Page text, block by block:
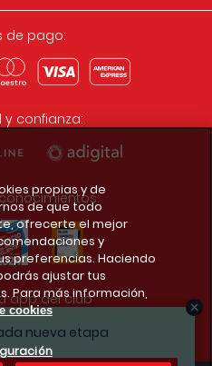
nueva etapa
de pago:
y confianza:
app del club
propias y de
de que todo
ofrecerte el mejor
y
preferencias. Haciendo
ajustar tus
Para más información,
cookies